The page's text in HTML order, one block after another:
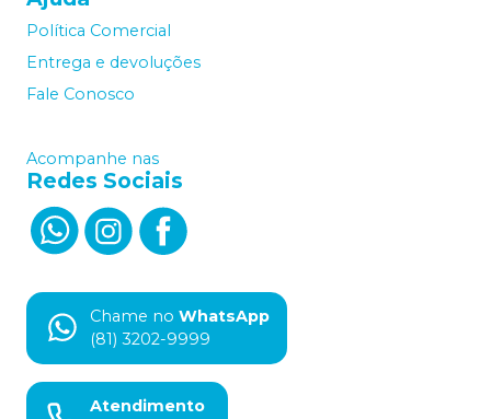
Política Comercial
Entrega e devoluções
Fale Conosco
Acompanhe nas
Redes Sociais
Chame no WhatsApp
(81) 3202-9999
Atendimento